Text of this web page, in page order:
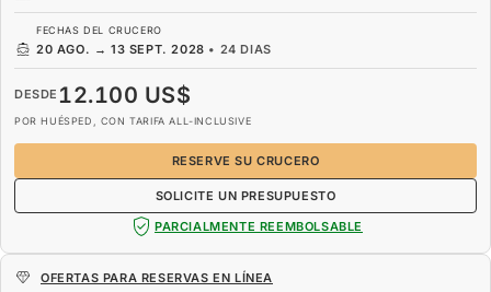
FECHAS DEL CRUCERO
20 AGO. → 13 SEPT. 2028 • 24 DIAS
DESDE 12.100 US$
POR HUÉSPED, CON TARIFA ALL-INCLUSIVE
RESERVE SU CRUCERO
SOLICITE UN PRESUPUESTO
PARCIALMENTE REEMBOLSABLE
OFERTAS PARA RESERVAS EN LÍNEA